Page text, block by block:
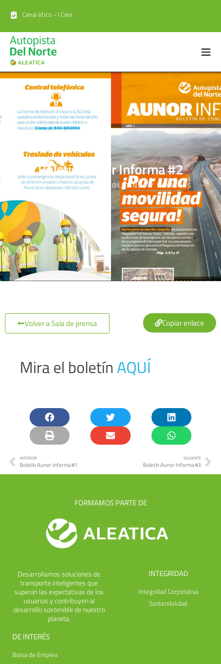
Canal ético - I Care
Boletín Aunor Informa #2
FEBRUARY 2, 2022 BOLETINES Y REVISTAS
Volver a Sala de prensa Copiar enlace
Mira el boletín AQUÍ
ANTERIOR
Boletín Aunor Informa #1
SIGUIENTE
Boletín Aunor Informa #3
FORMAMOS PARTE DE
Desarrollamos soluciones de
transporte inteligentes que
superan las expectativas de los
usuarios y contribuyen al
desarrollo sostenible de nuestro
planeta.
INTEGRIDAD
Integridad Corporativa
Sostenibilidad
DE INTERÉS
Bolsa de Empleo